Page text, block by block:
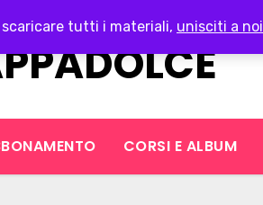
tutti i materiali, unisciti a noi
CORSI E ALBUM